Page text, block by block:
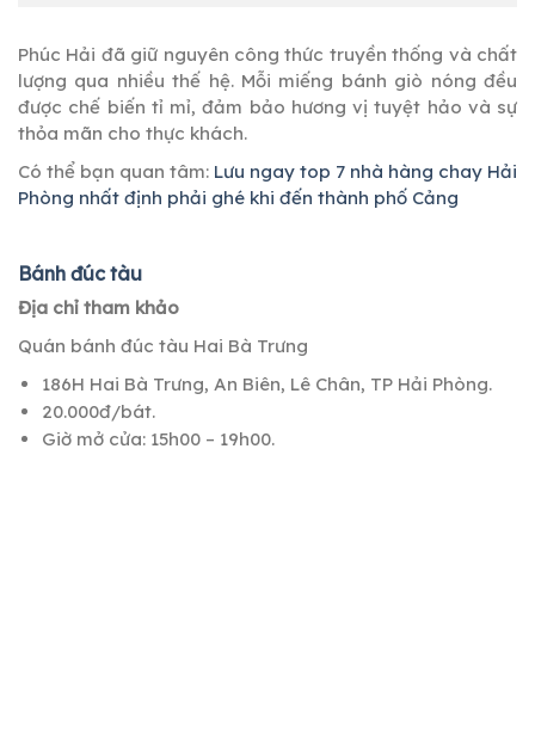
Phúc Hải đã giữ nguyên công thức truyền thống và chất
lượng qua nhiều thế hệ. Mỗi miếng bánh giò nóng đều
được chế biến tỉ mỉ, đảm bảo hương vị tuyệt hảo và sự
thỏa mãn cho thực khách.
Có thể bạn quan tâm: Lưu ngay top 7 nhà hàng chay Hải
Phòng nhất định phải ghé khi đến thành phố Cảng
Bánh đúc tàu
Địa chỉ tham khảo
Quán bánh đúc tàu Hai Bà Trưng
186H Hai Bà Trưng, An Biên, Lê Chân, TP Hải Phòng.
20.000đ/bát.
Giờ mở cửa: 15h00 – 19h00.